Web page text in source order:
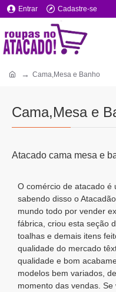
Entrar Cadastre-se
Cama,Mesa e Banho
Cama,Mesa e
Atacado cama mesa e
O comércio de atacado é
sabendo disso o
mundo todo por vender
fábrica, criou esta seção
toalhas e demais itens
qualidade do mercado
qualidade e bom
modelos bem variados,
momento das vendas.